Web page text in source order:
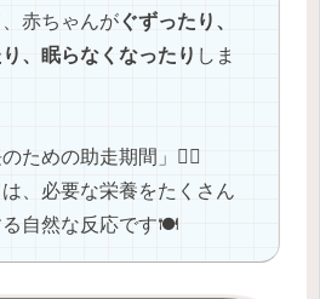
赤ちゃんがぐずったり、
、眠らなくなったり しま
ための助走期間」🏃‍♀️
、必要な栄養をたくさん
る自然な反応です🍽️